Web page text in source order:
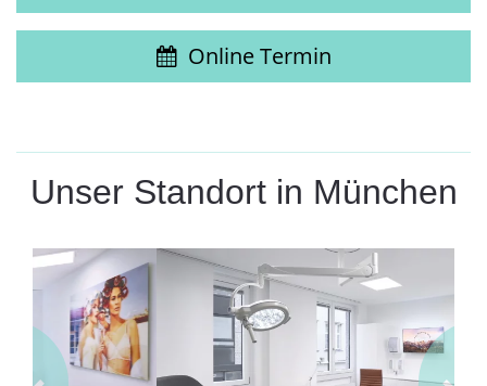
Online Termin
Unser Standort in München